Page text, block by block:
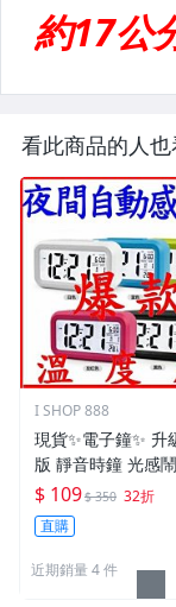
看此商品的人也
I SHOP 888
現貨✨電子鐘✨ 升
版 靜音時鐘 光感
睡 大字幕 聰明鐘 創意LE
D鬧鐘 禮品
$ 109$ 350 32折
直購
近期銷量 4 件